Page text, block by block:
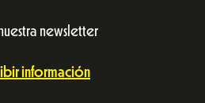
newsletter
información